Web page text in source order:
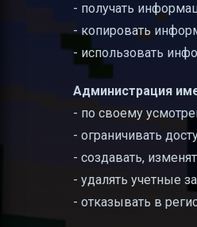
- получать
- копировать
- использовать
Администрация
- по своему
- ограничивать
- создавать,
- удалять учетные
- отказывать в